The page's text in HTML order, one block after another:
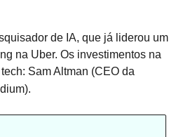
de IA, que já liderou um
na Uber. Os investimentos na
Sam Altman (CEO da